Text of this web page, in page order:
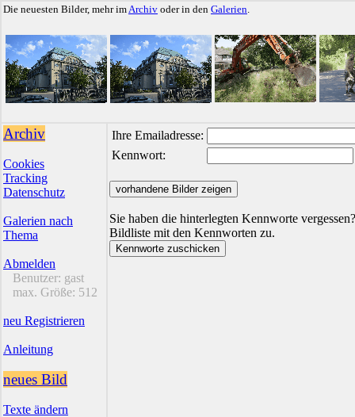
Die neuesten Bilder, mehr imArchiv oder in den Galerien.
Archiv
Cookies
Tracking
Datenschutz
Galerien nach
Thema
Abmelden
Benutzer: gast
max. Größe: 512
neu Registrieren
Anleitung
neues Bild
Texte ändern
Ihre Emailadresse:
Kennwort:
Sie haben die hinterlegten Kennworte
Bildliste mit den Kennworten zu.